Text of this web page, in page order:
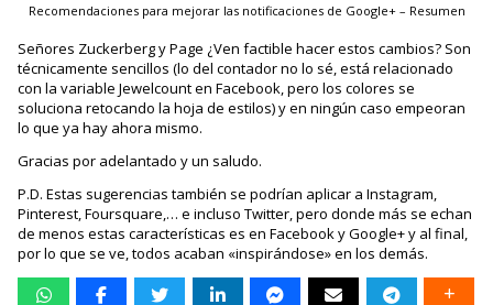
Recomendaciones para mejorar las notificaciones de Google+ – Resumen
Señores Zuckerberg y Page ¿Ven factible hacer estos cambios? Son
técnicamente sencillos (lo del contador no lo sé, está relacionado
con la variable Jewelcount en Facebook, pero los colores se
soluciona retocando la hoja de estilos) y en ningún caso empeoran
lo que ya hay ahora mismo.
Gracias por adelantado y un saludo.
P.D. Estas sugerencias también se podrían aplicar a Instagram,
Pinterest, Foursquare,… e incluso Twitter, pero donde más se echan
de menos estas características es en Facebook y Google+ y al final,
por lo que se ve, todos acaban «inspirándose» en los demás.